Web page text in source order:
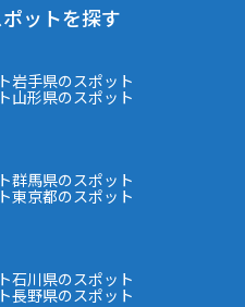
ットを探す
岩手県のスポット
山形県のスポット
群馬県のスポット
東京都のスポット
石川県のスポット
長野県のスポット